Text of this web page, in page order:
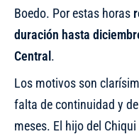
Boedo. Por estas horas
duración hasta
Central .
Los motivos son
falta de continuidad y
meses. El hijo del